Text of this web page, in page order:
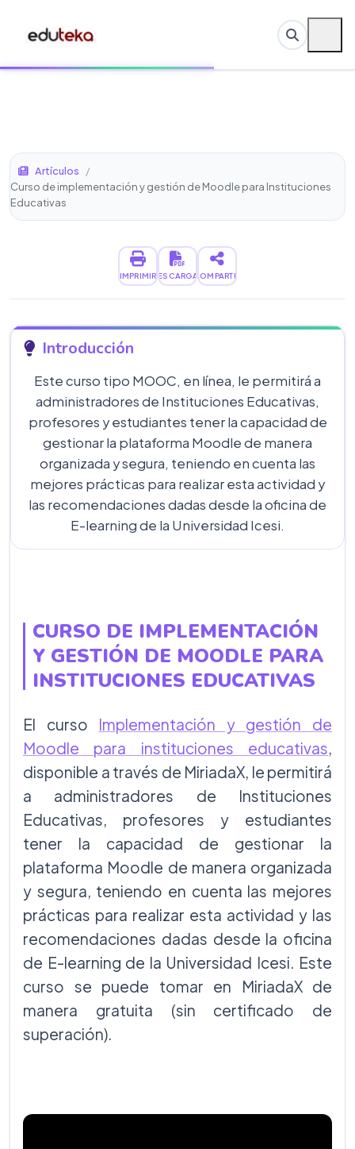
Artículos
/
Curso de implementación y gestión de Moodle para Instituciones
Educativas
IMPRIMIRDESCARGARCOMPARTIR
Introducción
Este curso tipo MOOC, en línea, le permitirá a
administradores de Instituciones Educativas,
profesores y estudiantes tener la capacidad de
gestionar la plataforma Moodle de manera
organizada y segura, teniendo en cuenta las
mejores prácticas para realizar esta actividad y
las recomendaciones dadas desde la oficina de
E-learning de la Universidad Icesi.
CURSO DE IMPLEMENTACIÓN
Y GESTIÓN DE MOODLE PARA
INSTITUCIONES EDUCATIVAS
El curso Implementación y gestión de
Moodle para instituciones educativas,
disponible a través de MiriadaX, le permitirá
a administradores de Instituciones
Educativas, profesores y estudiantes
tener la capacidad de gestionar la
plataforma Moodle de manera organizada
y segura, teniendo en cuenta las mejores
prácticas para realizar esta actividad y las
recomendaciones dadas desde la oficina
de E-learning de la Universidad Icesi. Este
curso se puede tomar en MiriadaX de
manera gratuita (sin certificado de
superación).